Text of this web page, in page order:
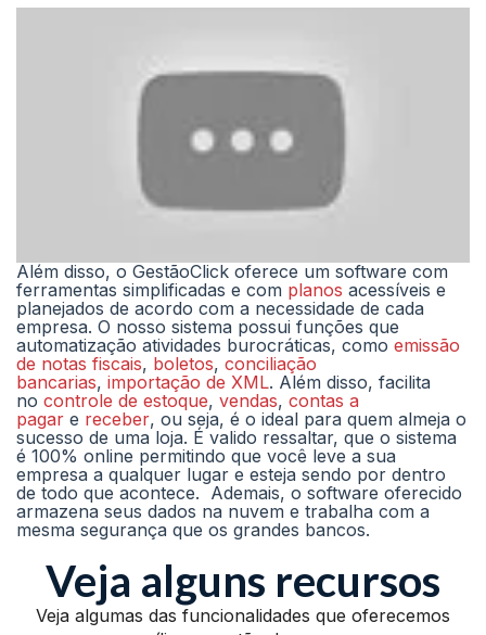
Além disso, o GestãoClick oferece um software com
ferramentas simplificadas e com planos acessíveis e
planejados de acordo com a necessidade de cada
empresa. O nosso sistema possui funções que
automatização atividades burocráticas, como emissão
de notas fiscais, boletos, conciliação
bancarias, importação de XML. Além disso, facilita
no controle de estoque, vendas, contas a
pagar e receber, ou seja, é o ideal para quem almeja o
sucesso de uma loja. É valido ressaltar, que o sistema
é 100% online permitindo que você leve a sua
empresa a qualquer lugar e esteja sendo por dentro
de todo que acontece. Ademais, o software oferecido
armazena seus dados na nuvem e trabalha com a
mesma segurança que os grandes bancos.
Veja alguns recursos
Veja algumas das funcionalidades que oferecemos